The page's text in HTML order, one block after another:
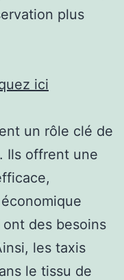
plus
ici
un rôle clé de
Ils offrent une
des besoins
les taxis
le tissu de